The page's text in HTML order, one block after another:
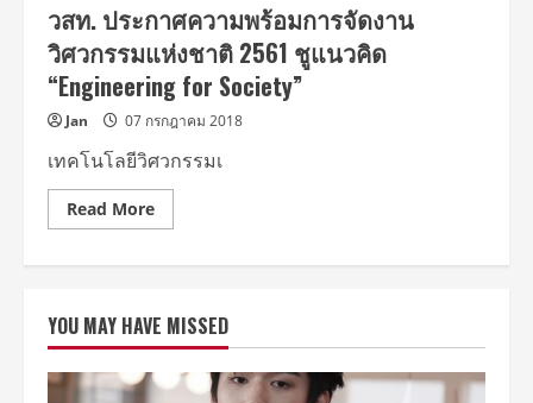
วสท. ประกาศความพร้อมการจัดงาน
วิศวกรรมแห่งชาติ 2561 ชูแนวคิด
“Engineering for Society”
Jan 07 กรกฎาคม 2018
เทคโนโลยีวิศวกรรมเ
Read MoreRead
more
การ
จัด
งาน
วิศวกรรม
แห่ง
YOU MAY HAVE MISSED